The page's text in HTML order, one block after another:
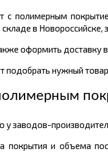
с полимерным
в
оформить доставку
нужный
заводов-
покрытия и объема